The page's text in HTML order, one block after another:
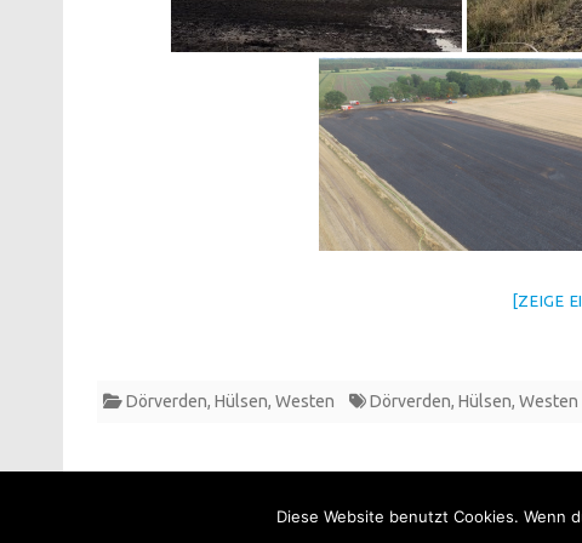
[ZEIGE
Dörverden, Hülsen, Westen Dörverden, Hülsen, Westen
Diese Website benutzt Cookies. Wenn